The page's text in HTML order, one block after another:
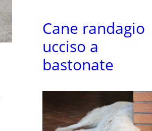
Cane randagio
ucciso a
bastonate